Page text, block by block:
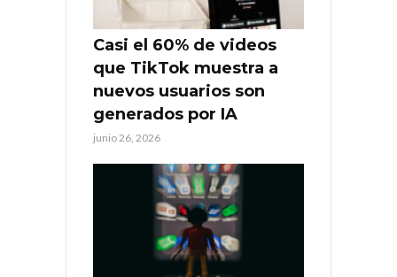
Casi el 60% de videos
que TikTok muestra a
nuevos usuarios son
generados por IA
junio 26, 2026